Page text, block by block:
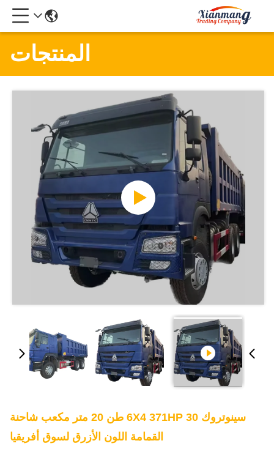
المنتجات
سينوتروك 6X4 371HP 30 طن 20 متر مكعب شاحنة
القمامة اللون الأزرق لسوق أفريقيا